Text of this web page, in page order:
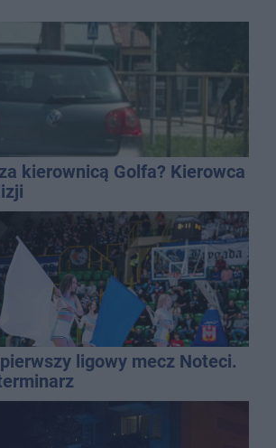
kierownicą Golfa? Kierowca
ligowy mecz Noteci.